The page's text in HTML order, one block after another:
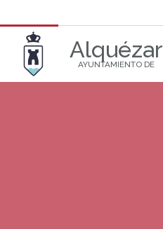
Alquézar
AYUNTAMIENTO DE